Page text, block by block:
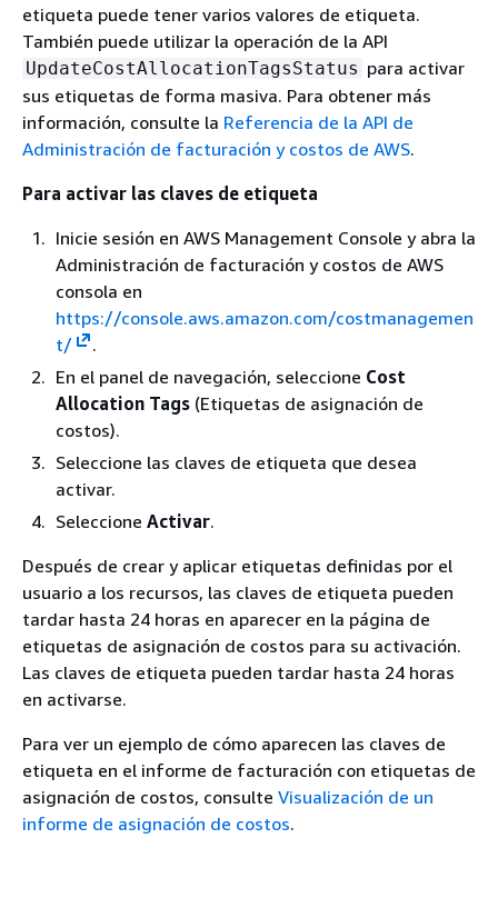
etiqueta puede tener varios valores de etiqueta.
También puede utilizar la operación de la API
UpdateCostAllocationTagsStatus para activar
sus etiquetas de forma masiva. Para obtener más
información, consulte la Referencia de la API de
Administración de facturación y costos de AWS.
Para activar las claves de etiqueta
Inicie sesión en AWS Management Console y abra la
Administración de facturación y costos de AWS
consola en
https://console.aws.amazon.com/costmanagemen
t/
.
En el panel de navegación, seleccione Cost
Allocation Tags (Etiquetas de asignación de
costos).
Seleccione las claves de etiqueta que desea
activar.
Seleccione Activar.
Después de crear y aplicar etiquetas definidas por el
usuario a los recursos, las claves de etiqueta pueden
tardar hasta 24 horas en aparecer en la página de
etiquetas de asignación de costos para su activación.
Las claves de etiqueta pueden tardar hasta 24 horas
en activarse.
Para ver un ejemplo de cómo aparecen las claves de
etiqueta en el informe de facturación con etiquetas de
asignación de costos, consulte Visualización de un
informe de asignación de costos.